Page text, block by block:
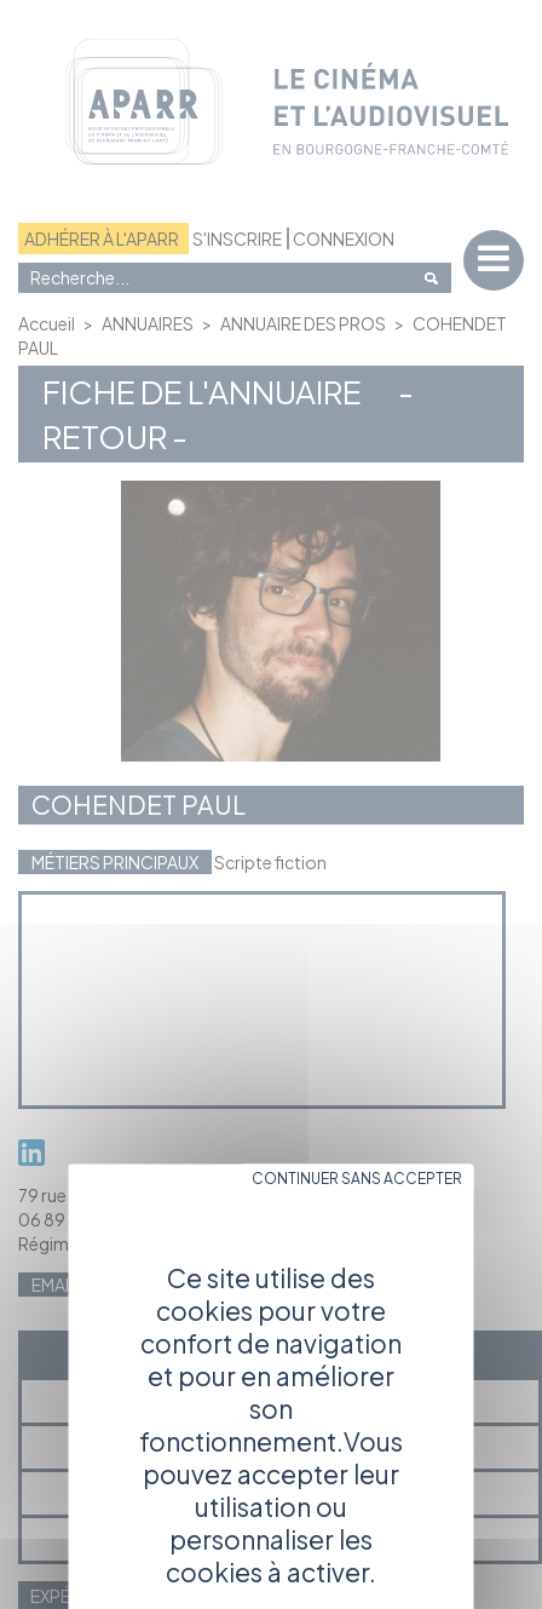
ADHÉRER À L'APARR S'INSCRIRE CONNEXION
Accueil > ANNUAIRES > ANNUAIRE DES PROS > COHENDET
PAUL
FICHE DE L'ANNUAIRE
-
RETOUR -
COHENDET PAUL
MÉTIERS PRINCIPAUX Scripte fiction
79 rue Pasteur 39100 DOLE
06 89 15 83 19
Régime social : Étudiant
EMAIL
paulcohendet@gmail.com
EXPÉRIENCE
PRÉSENTATION
MÉDIAS
PROJETS EN COURS ET À VENIR
MES ANNONCES ET ACTUALITÉS
EXPÉRIENCES PROFESSIONNELLES
Ce site utilise des
cookies pour votre
confort de navigation
et pour en améliorer
son
fonctionnement.Vous
pouvez accepter leur
utilisation ou
personnaliser les
cookies à activer.
CONTINUER SANS ACCEPTER